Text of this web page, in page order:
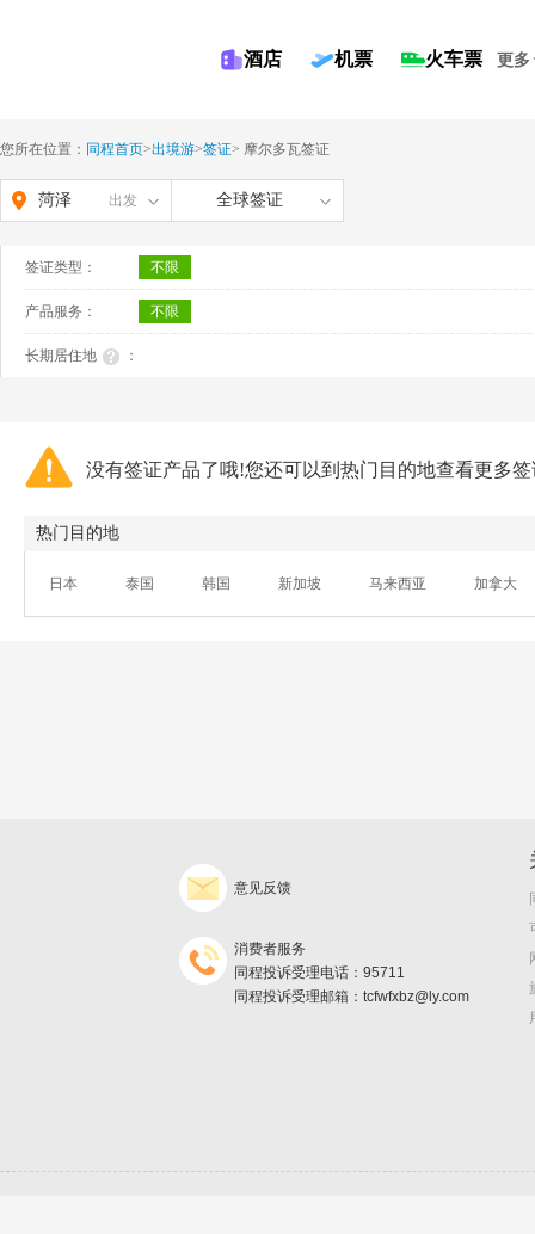
酒店 机票 火车票 更多
您所在位置： 同程首页>出境游>签证> 摩尔多瓦签证
菏泽 出发 全球签证
签证类型： 不限
产品服务： 不限
长期居住地 ：
没有签证产品了哦!您还可以到热门目的地查看更多
热门目的地
日本 泰国 韩国 新加坡 马来西亚 加拿大
意见反馈
消费者服务
同程投诉受理电话：95711
同程投诉受理邮箱：tcfwfxbz@ly.com